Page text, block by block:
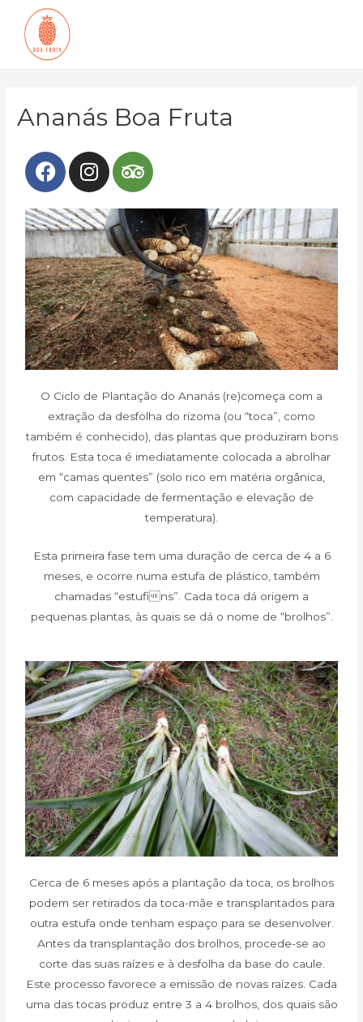
Ananás Boa Fruta
O Ciclo de Plantação do Ananás (re)começa com a
extração da desfolha do rizoma (ou “toca”, como
também é conhecido), das plantas que produziram bons
frutos. Esta toca é imediatamente colocada a abrolhar
em “camas quentes” (solo rico em matéria orgânica,
com capacidade de fermentação e elevação de
temperatura).
Esta primeira fase tem uma duração de cerca de 4 a 6
meses, e ocorre numa estufa de plástico, também
chamadas “estufins”. Cada toca dá origem a
pequenas plantas, às quais se dá o nome de “brolhos”.
Cerca de 6 meses após a plantação da toca, os brolhos
podem ser retirados da toca-mãe e transplantados para
outra estufa onde tenham espaço para se desenvolver.
Antes da transplantação dos brolhos, procede-se ao
corte das suas raízes e à desfolha da base do caule.
Este processo favorece a emissão de novas raízes. Cada
uma das tocas produz entre 3 a 4 brolhos, dos quais são